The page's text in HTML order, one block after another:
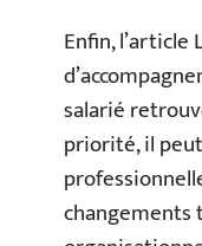
Enfin,
salarié
priorité, il
changements